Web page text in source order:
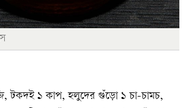
টকদই ১ কাপ, হলুদের গুঁড়ো ১ চা-চামচ,